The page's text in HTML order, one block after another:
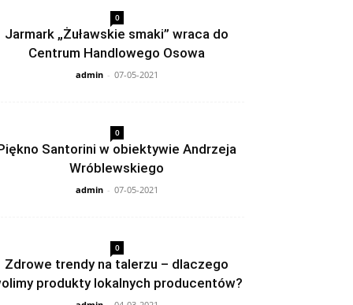
0
Jarmark „Żuławskie smaki” wraca do
Centrum Handlowego Osowa
admin - 07-05-2021
0
Santorini w obiektywie Andrzeja
Wróblewskiego
admin - 07-05-2021
0
Zdrowe trendy na talerzu – dlaczego
produkty lokalnych producentów?